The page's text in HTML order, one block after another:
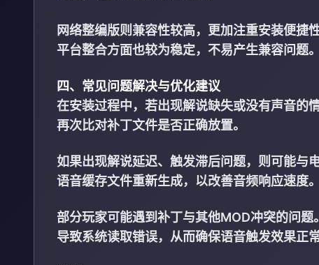
网络整编版则兼容性较高，更加注重安装便捷
平台整合方面也较为稳定，不易产生兼容问题。
四、常见问题解决与优化建议
在安装过程中，若出现解说缺失或没有声音的
再次比对补丁文件是否正确放置。
如果出现解说延迟、触发滞后问题，则可能与
语音缓存文件重新生成，以改善音频响应速度。
部分玩家可能遇到补丁与其他MOD冲突的问
导致系统读取错误，从而确保语音触发效果正常